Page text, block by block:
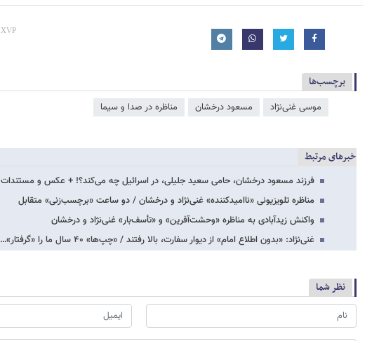
برچسب‌ها
موسی غنی‏‏‌نژاد مسعود درخشان مناظره در صدا و سیما
خبرهای مرتبط
فرزند مسعود درخشان، حامی سعید جلیلی، در اسرائیل چه می‌کند؟! + عکس و مستندات
مناظره تلویزیونی «ناامیدکننده» غنی‌نژاد و درخشان / دو ساعت «برچسب‌زنی» متقابل
واکنش زیدآبادی به مناظره «وحشت‌آفرین» و «تأسف‌بار» غنی‌نژاد و درخشان
غنی‌نژاد: «بدون‌ اطلاع امام» از دیوار سفارت، بالا رفتند / «چپ‌ها» ۴۰ سال ما را «گرفتار»…
نظر شما